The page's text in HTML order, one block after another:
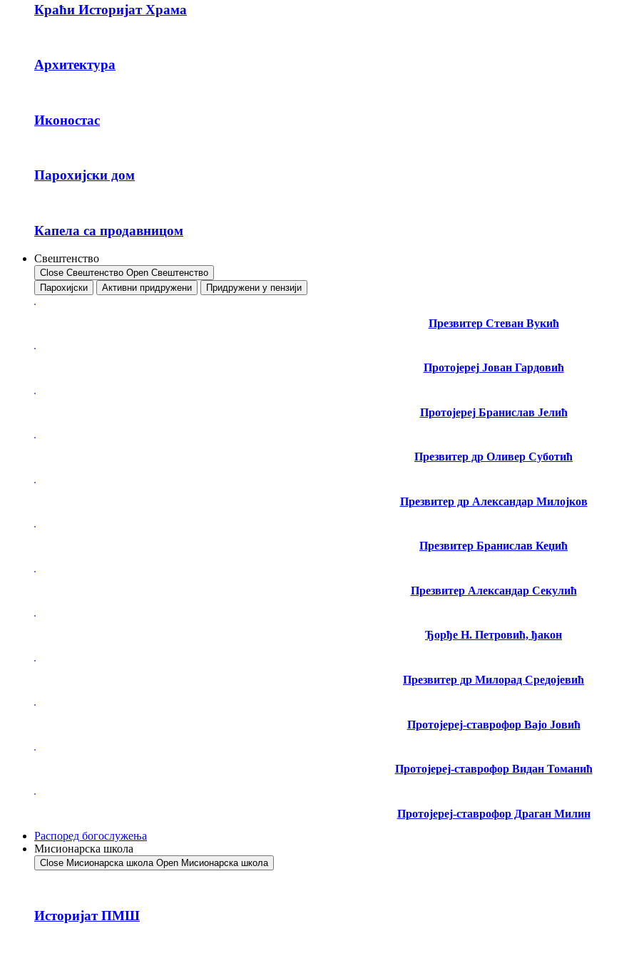
Краћи Историјат Храма
Архитектура
Иконостас
Парохијски дом
Капела са продавницом
Свештенство
Close Свештенство Open Свештенство
Парохијски
Активни придружени Придружени у пензији
Презвитер Стеван Вукић
Протојереј Јован Гардовић
Протојереј Бранислав Јелић
Презвитер др Оливер Суботић
Презвитер др Александар Милојков
Презвитер Бранислав Кеџић
Презвитер Александар Секулић
Ђорђе Н. Петровић, ђакон
Презвитер др Милорад Средојевић
Протојереј-ставрофор Вајо Јовић
Протојереј-ставрофор Видан Томанић
Протојереј-ставрофор Драган Милин
Распоред богослужења
Мисионарска школа
Close Мисионарска школа Open Мисионарска школа
Историјат ПМШ